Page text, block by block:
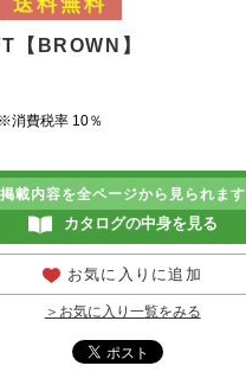
【BROWN】
※消費税率 10％
掲載内容を全ページから見られます
カタログの中身を見る
お気に入りに追加
＞お気に入り一覧をみる